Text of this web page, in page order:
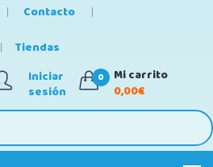
Contacto
Tiendas
Iniciar
sesión
0
Mi carrito
0,00€